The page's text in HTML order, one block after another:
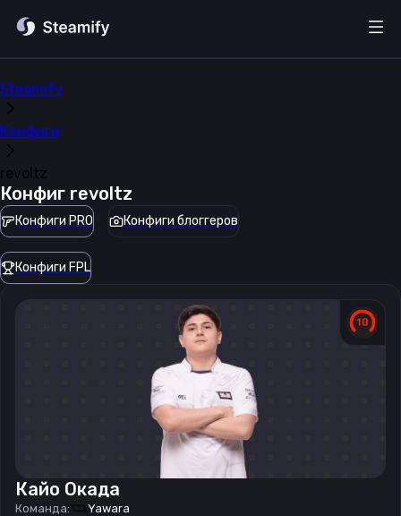
Steamify
Конфиги
revoltz
Конфиг revoltz
Конфиги PRO Конфиги блоггеров
Конфиги FPL
Кайо Окада
Команда: Yawara